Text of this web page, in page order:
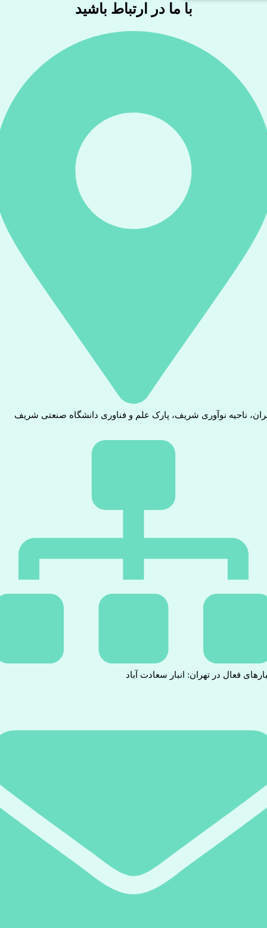
با ما در ارتباط باشید
ناحیه نوآوری شریف، پارک علم و فناوری دانشگاه صنعتی شریف
فعال در تهران: انبار سعادت آباد